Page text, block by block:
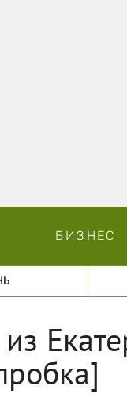
БИЗНЕС